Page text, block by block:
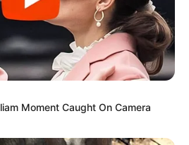
Moment Caught On Camera